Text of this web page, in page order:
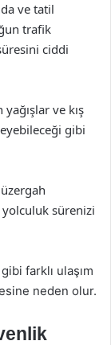
ve tatil
trafik
ciddi
yağışlar ve kış
gibi
sürenizi
farklı ulaşım
neden olur.